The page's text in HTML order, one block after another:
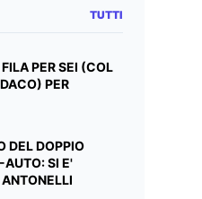
TUTTI
PER SEI (COL
PER
DEL DOPPIO
AUTO: SI E'